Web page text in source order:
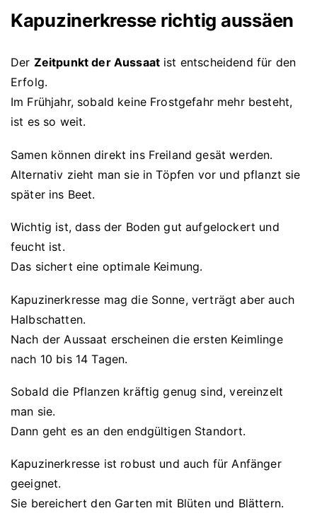
Kapuzinerkresse richtig aussäen
Der Zeitpunkt der Aussaat ist entscheidend für den
Erfolg.
Im Frühjahr, sobald keine Frostgefahr mehr besteht,
ist es so weit.
Samen können direkt ins Freiland gesät werden.
Alternativ zieht man sie in Töpfen vor und pflanzt sie
später ins Beet.
Wichtig ist, dass der Boden gut aufgelockert und
feucht ist.
Das sichert eine optimale Keimung.
Kapuzinerkresse mag die Sonne, verträgt aber auch
Halbschatten.
Nach der Aussaat erscheinen die ersten Keimlinge
nach 10 bis 14 Tagen.
Sobald die Pflanzen kräftig genug sind, vereinzelt
man sie.
Dann geht es an den endgültigen Standort.
Kapuzinerkresse ist robust und auch für Anfänger
geeignet.
Sie bereichert den Garten mit Blüten und Blättern.